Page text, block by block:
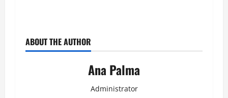
ABOUT THE AUTHOR
Ana Palma
Administrator